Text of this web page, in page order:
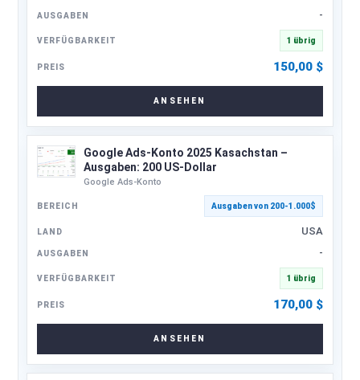
-
1 übrig
150,00 $
ANSEHEN
Google Ads-Konto 2025 Kasachstan –
Ausgaben: 200 US-Dollar
Google Ads-Konto
Ausgaben von 200-1.000$
USA
-
1 übrig
170,00 $
ANSEHEN